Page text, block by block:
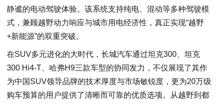
静谧的电动驾驶体验。该系统支持纯电、混动等多种驾驶模
式，兼顾越野动力响应与城市用电经济性，真正实现“越野
+新能源”的双重突破。
在SUV多元进化的大时代，长城汽车通过坦克300、坦克
300 Hi4-T、哈弗H9三款车型的协同发力，不仅展现了其作
为中国SUV领导品牌的技术厚度与市场敏锐度，更为20万级
购车预算的用户提供了清晰而可靠的优质选项。从越野到都